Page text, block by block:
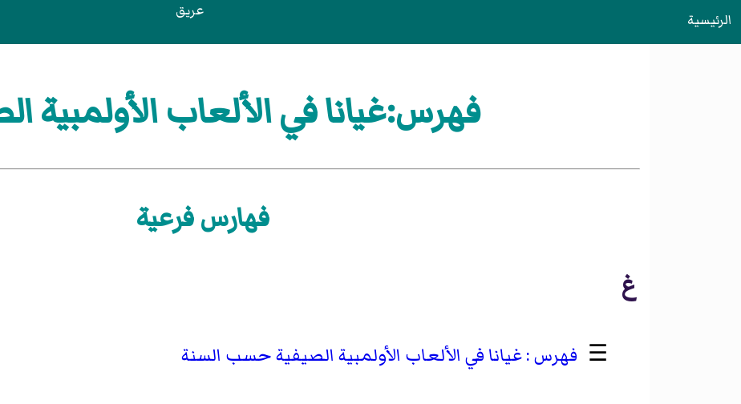
الرئيسية عريق
فهرس:غيانا في الألعاب الأولمبية
فهارس فرعية
غ
☰ غيانا في الألعاب الأولمبية الصيفية حسب السنة